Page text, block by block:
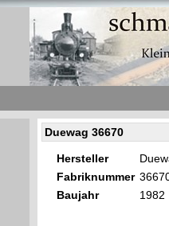
Duewag 36670
Hersteller
Fabriknummer
Baujahr
1982